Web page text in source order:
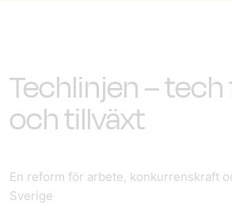
Techlinjen –
och tillväxt
En reform för arbete, konkurrenskraft
Sverige